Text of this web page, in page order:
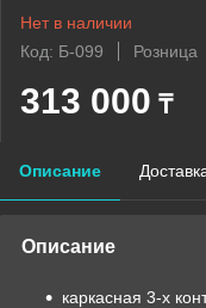
Нет в наличии
Код: Б-099
Розница
313 000 ₸
Описание
Описание
каркасная 3-х